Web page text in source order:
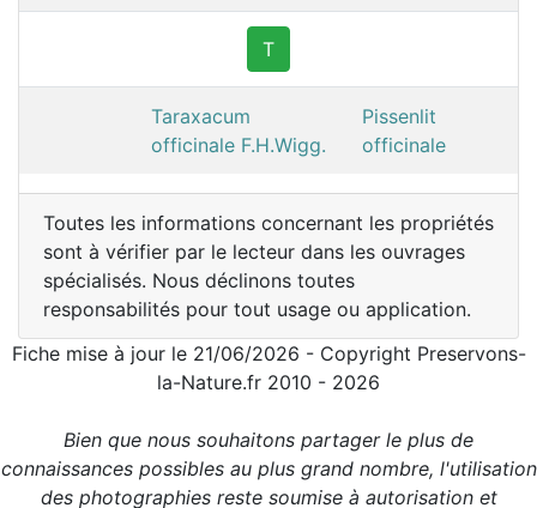
T
Taraxacum
officinale F.H.Wigg.
Pissenlit
officinale
Toutes les informations concernant les propriétés
sont à vérifier par le lecteur dans les ouvrages
spécialisés. Nous déclinons toutes
responsabilités pour tout usage ou application.
Fiche mise à jour le 21/06/2026 - Copyright Preservons-
la-Nature.fr 2010 - 2026
Bien que nous souhaitons partager le plus de
connaissances possibles au plus grand nombre, l'utilisation
des photographies reste soumise à autorisation et